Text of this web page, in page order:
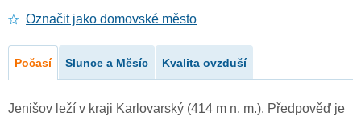
Označit jako domovské město
Počasí Slunce a Měsíc Kvalita ovzduší
Jenišov leží v kraji Karlovarský (414 m n. m.). Předpověď je